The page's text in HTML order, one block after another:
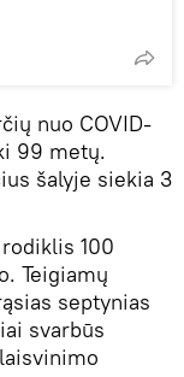
nuo COVID-
99 metų.
šalyje siekia 3
100
Teigiamų
septynias
svarbūs